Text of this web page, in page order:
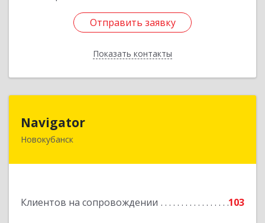
Отправить заявку
Показать контакты
Отправить заявку
Назад
Navigator
Новокубанск
Клиентов на сопровождении 103
352240, Краснодарский край, Новокубанск г,